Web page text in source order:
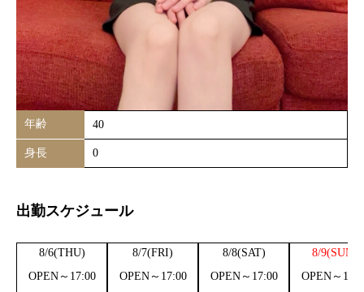
年齢 40
身長 0
出勤スケジュール
8/6(THU)
OPEN～17:00
8/7(FRI)
OPEN～17:00
8/8(SAT)
OPEN～17:00
8/9(SUN)
OPEN～